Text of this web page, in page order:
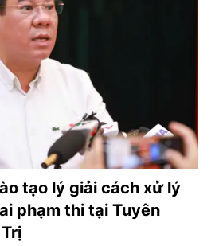
tạo lý giải cách xử lý
phạm thi tại Tuyên